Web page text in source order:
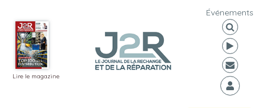
Lire le magazine
Événements